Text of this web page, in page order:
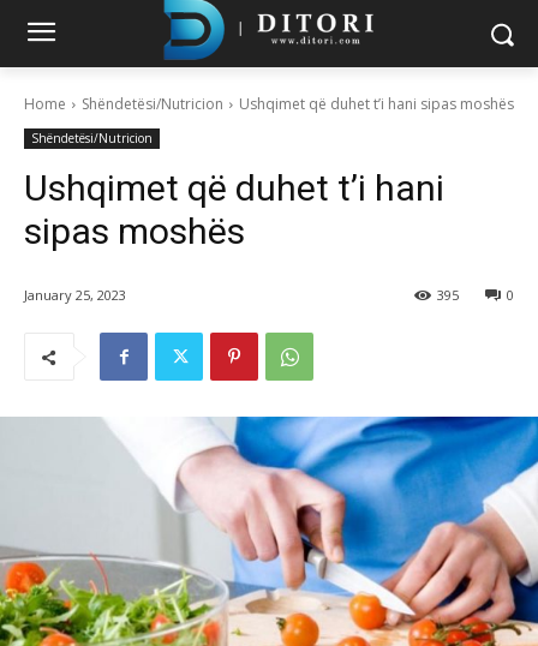
Home Shëndetësi/Nutricion Ushqimet që duhet t’i hani sipas moshës
Shëndetësi/Nutricion
Ushqimet që duhet t’i hani
sipas moshës
January 25, 2023 0
395